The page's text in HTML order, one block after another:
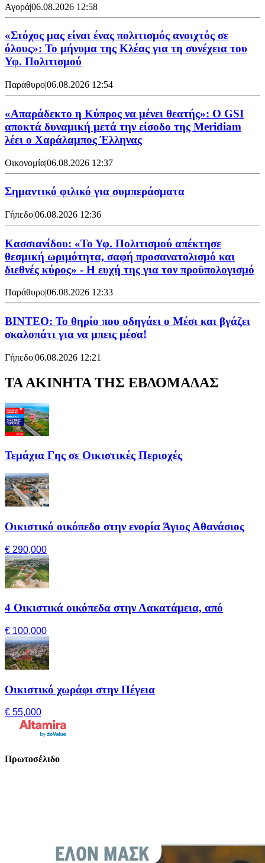
Αγορά|06.08.2026 12:58
«Στόχος μας είναι ένας πολιτισμός ανοιχτός σε
όλους»: Το μήνυμα της Κλέας για τη συνέχεια του
Υφ. Πολιτισμού
Παράθυρο|06.08.2026 12:54
«Απαράδεκτο η Κύπρος να μένει θεατής»: Ο GSI
αποκτά δυναμική μετά την είσοδο της Meridiam
λέει ο Χαράλαμπος Έλληνας
Οικονομία|06.08.2026 12:37
Σημαντικό φιλικό για συμπεράσματα
Γήπεδο|06.08.2026 12:36
Κασσιανίδου: «Το Υφ. Πολιτισμού απέκτησε
θεσμική ωριμότητα, σαφή προσανατολισμό και
διεθνές κύρος» - Η ευχή της για τον προϋπολογισμό
Παράθυρο|06.08.2026 12:33
ΒΙΝΤΕΟ: Το θηρίο που οδηγάει ο Μέσι και βγάζει
σκαλοπάτι για να μπεις μέσα!
Γήπεδο|06.08.2026 12:21
ΤΑ ΑΚΙΝΗΤΑ ΤΗΣ ΕΒΔΟΜΑΔΑΣ
Τεμάχια Γης σε Οικιστικές Περιοχές
Οικιστικό οικόπεδο στην ενορία Άγιος Αθανάσιος
€ 290,000
4 Οικιστικά οικόπεδα στην Λακατάμεια, από
€ 100,000
Οικιστικό χωράφι στην Πέγεια
€ 55,000
Πρωτοσέλιδο